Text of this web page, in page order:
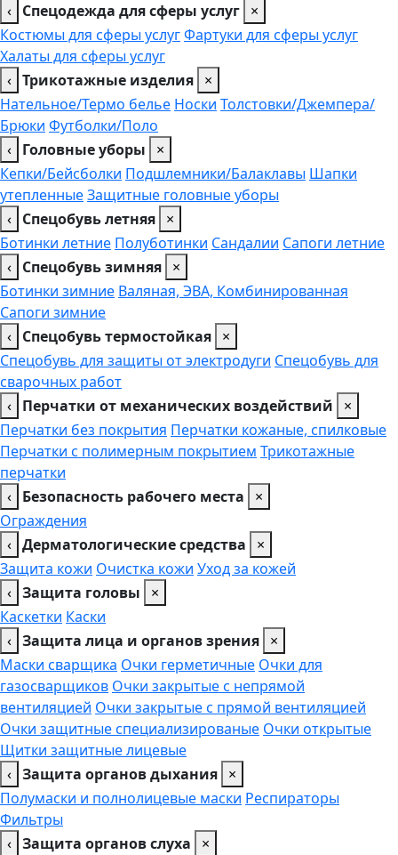
‹ Спецодежда для сферы услуг ×
Костюмы для сферы услугФартуки для сферы услуг
Халаты для сферы услуг
‹ Трикотажные изделия ×
Нательное/Термо белье Носки Толстовки/Джемпера/
Брюки Футболки/Поло
‹ Головные уборы
×
Кепки/Бейсболки Подшлемники/Балаклавы Шапки
утепленныеЗащитные головные уборы
‹ Спецобувь летняя ×
Ботинки летние Полуботинки Сандалии Сапоги летние
‹ Спецобувь зимняя ×
Ботинки зимние Валяная, ЭВА, Комбинированная
Сапоги зимние
‹ Спецобувь термостойкая ×
Спецобувь для защиты от электродуги Спецобувь для
сварочных работ
‹ Перчатки от механических воздействий
×
Перчатки без покрытия Перчатки кожаные, спилковые
Перчатки с полимерным покрытием Трикотажные
перчатки
‹ Безопасность рабочего места
×
Ограждения
‹ Дерматологические средства
×
Защита кожи Очистка кожи Уход за кожей
‹ Защита головы
×
Каскетки Каски
‹ Защита лица и органов зрения ×
Маски сварщика Очки герметичные Очки для
газосварщиков Очки закрытые с непрямой
вентиляцией Очки закрытые с прямой вентиляцией
Очки защитные специализированые Очки открытые
Щитки защитные лицевые
‹ Защита органов дыхания ×
Полумаски и полнолицевые маски Респираторы
Фильтры
‹ Защита органов слуха
×